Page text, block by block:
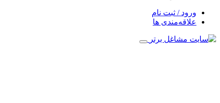
ورود / ثبت نام
علاقه‌مندی ها